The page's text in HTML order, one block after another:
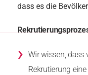
dass es die
› Wir wissen, dass
Rekrutierung